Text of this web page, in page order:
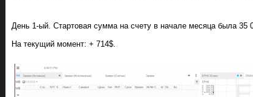
День 1-ый. Стартовая сумма на счету в начале месяца была 35
На текущий момент: + 714$.